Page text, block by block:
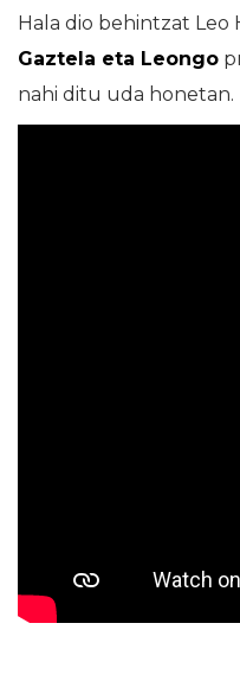
Hala dio behintzat Leo
Gaztela eta Leongo
nahi ditu uda honetan.